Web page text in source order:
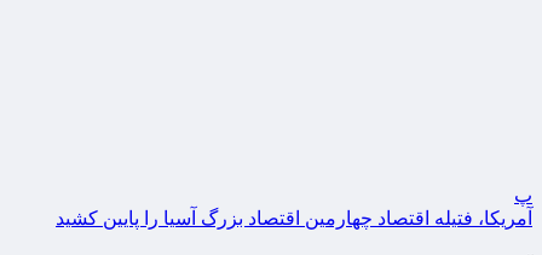
پ
آمریکا، فتیله اقتصاد چهارمین اقتصاد بزرگ آسیا را پایین کشید